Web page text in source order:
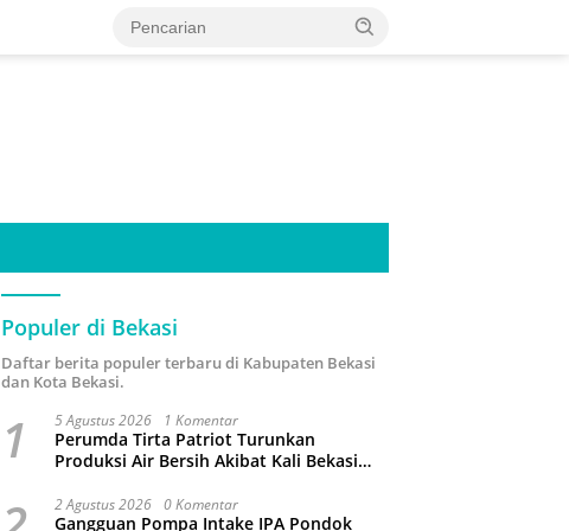
Populer di Bekasi
Daftar berita populer terbaru di Kabupaten Bekasi
dan Kota Bekasi.
1 5 Agustus 2026 1 Komentar
Perumda Tirta Patriot Turunkan
Produksi Air Bersih Akibat Kali Bekasi
2 Agustus 2026 0 Komentar
Gangguan Pompa Intake IPA Pondok